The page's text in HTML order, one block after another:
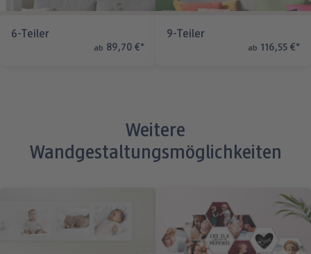
6-Teiler
ab 89,70 €*
9-Teiler
ab 116,55 €*
Weitere
Wandgestaltungsmöglichkeiten